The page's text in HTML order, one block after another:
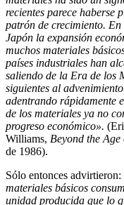
recientes parece haberse
patrón de crecimiento.
Japón la expansión
muchos materiales
países industriales han
saliendo de la Era de los
siguientes al
adentrando rápidamente
de los materiales ya no
progreso económico».
Williams, Beyond the Age
de 1986).
Sólo entonces advirtieron:
materia­les básicos
unidad producida que lo